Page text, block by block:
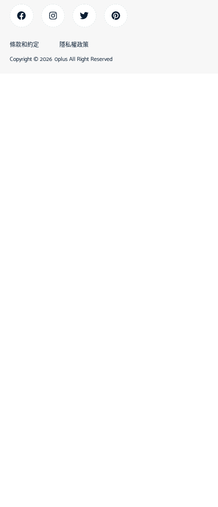
條款和約定
隱私權政策
Copyright © 2026 0plus All Right Reserved